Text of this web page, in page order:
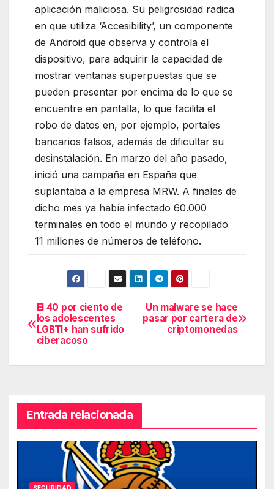
aplicación maliciosa. Su peligrosidad radica
en que utiliza ‘Accesibility’, un componente
de Android que observa y controla el
dispositivo, para adquirir la capacidad de
mostrar ventanas superpuestas que se
pueden presentar por encima de lo que se
encuentre en pantalla, lo que facilita el
robo de datos en, por ejemplo, portales
bancarios falsos, además de dificultar su
desinstalación. En marzo del año pasado,
inició una campaña en España que
suplantaba a la empresa MRW. A finales de
dicho mes ya había infectado 60.000
terminales en todo el mundo y recopilado
11 millones de números de teléfono.
Navegación
de
entradas
Un malware se hace
pasar por cartera de
criptomonedas
El 40 por ciento de
los adolescentes
LGBTI+ han sufrido
ciberacoso
Entrada relacionada